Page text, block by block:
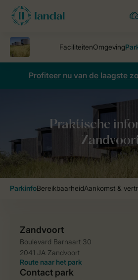
Profiteer nu van de laagste